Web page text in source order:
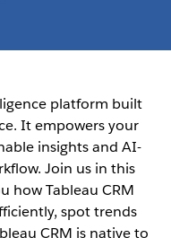
platform built
It empowers your
insights and AI-
Join us in this
how Tableau CRM
spot trends
CRM is native to